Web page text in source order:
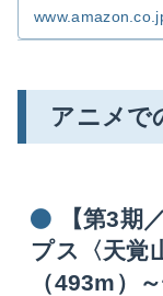
アニメで
【第3期
プス〈天覚
（493m）